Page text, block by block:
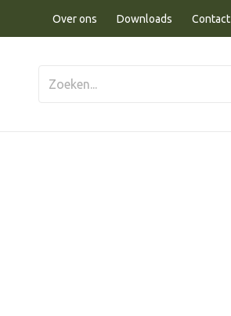
Over ons Downloads Contact